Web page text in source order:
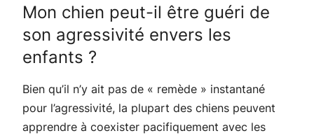
Mon chien peut-il être guéri de
son agressivité envers les
enfants ?
Bien qu’il n’y ait pas de « remède » instantané
pour l’agressivité, la plupart des chiens peuvent
apprendre à coexister pacifiquement avec les